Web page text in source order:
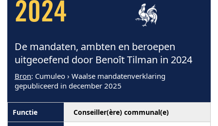
2024
De mandaten, ambten en beroepen
uitgeoefend door Benoît Tilman in 2024
Bron: Cumuleo › Waalse mandatenverklaring
gepubliceerd in december 2025
Conseiller(ère) communal(e)